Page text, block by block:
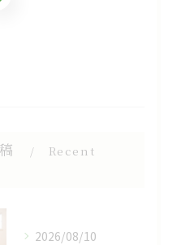
Recent
2026/08/10